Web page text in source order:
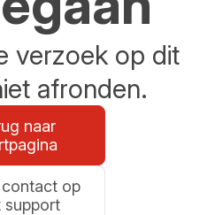
verzoek op dit
afronden.
naar
contact op
support